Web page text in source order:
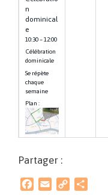
n
dominical
e
10:30 – 12:00
Célébration
dominicale
Se répète
chaque
semaine
Plan :
Partager :